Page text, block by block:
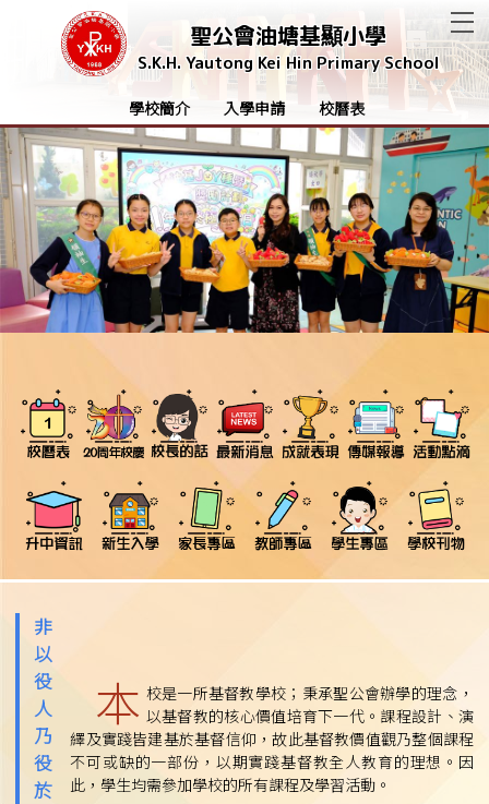
聖公會油塘基顯小學
S.K.H. Yautong Kei Hin Primary School
學校簡介 入學申請 校曆表
非
以
役
人
乃
役
於
本 校是一所基督教學校；秉承聖公會辦學的理念，
以基督教的核心價值培育下一代。課程設計、演
繹及實踐皆建基於基督信仰，故此基督教價值觀乃整個課程
不可或缺的一部份，以期實踐基督教全人教育的理想。因
此，學生均需參加學校的所有課程及學習活動。